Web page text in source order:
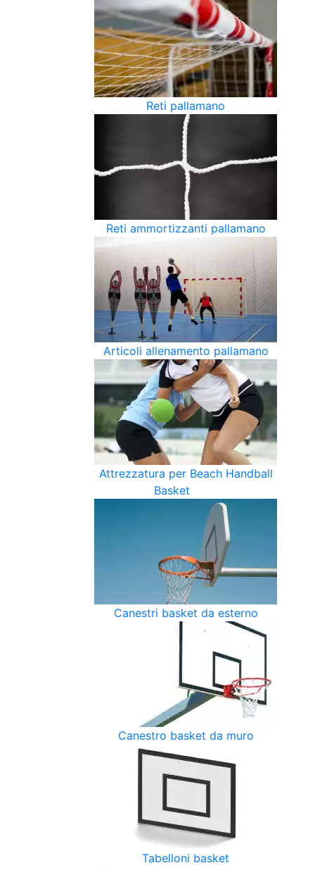
Reti pallamano
Reti ammortizzanti pallamano
Articoli allenamento pallamano
Attrezzatura per Beach Handball
Basket
Canestri basket da esterno
Canestro basket da muro
Tabelloni basket